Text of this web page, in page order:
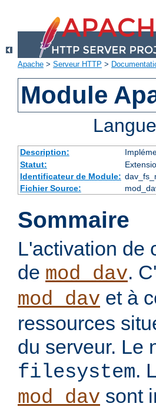
Apache > Serveur HTTP >
Module
Description:
Statut:
Identificateur de Module:
Fichier Source:
Sommaire
L'activation de
de mod_dav.
mod_dav et à
ressources
du serveur. Le
filesystem.
mod_dav sont